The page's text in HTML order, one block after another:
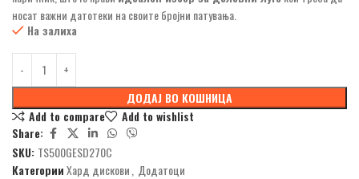
носат важни датотеки на своите бројни патувања.
На залиха
ДОДАЈ ВО КОШНИЦА
Add to compare
Add to wishlist
Share:
SKU: TS500GESD270C
КатегорииХард дискови Додатоци